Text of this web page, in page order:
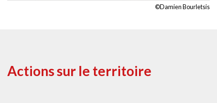
©Damien Bourletsis
Actions sur le territoire